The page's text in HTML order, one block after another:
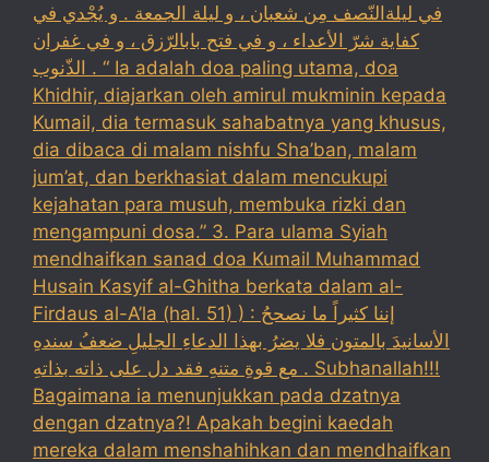
في ليلةالنّصف مِن شعبان ، و ليلة الجمعة . و يُجْدي في
كفاية شرّ الأعداء ، و في فتح بابالرّزق ، و في غفران
الذّنوب . “ Ia adalah doa paling utama, doa
Khidhir, diajarkan oleh amirul mukminin kepada
Kumail, dia termasuk sahabatnya yang khusus,
dia dibaca di malam nishfu Sha’ban, malam
jum’at, dan berkhasiat dalam mencukupi
kejahatan para musuh, membuka rizki dan
mengampuni dosa.” 3. Para ulama Syiah
mendhaifkan sanad doa Kumail Muhammad
Husain Kasyif al-Ghitha berkata dalam al-
Firdaus al-A’la (hal. 51) ) : إننا كثيراً ما نصححُ
الأسانيدَ بالمتون فلا يضرُ بهذا الدعاءِ الجليلِ ضعفُ سندهِ
مع قوةِ متنهِ فقد دل على ذاته بذاتهِ . Subhanallah!!!
Bagaimana ia menunjukkan pada dzatnya
dengan dzatnya?! Apakah begini kaedah
mereka dalam menshahihkan dan mendhaifkan